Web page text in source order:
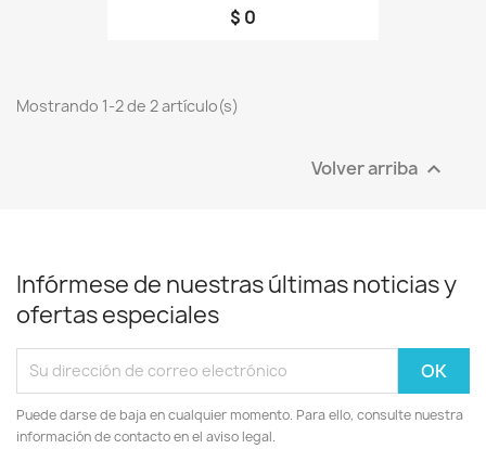
$ 0
Mostrando 1-2 de 2 artículo(s)
Volver arriba 
Infórmese de nuestras últimas noticias y
ofertas especiales
Puede darse de baja en cualquier momento. Para ello, consulte nuestra
información de contacto en el aviso legal.